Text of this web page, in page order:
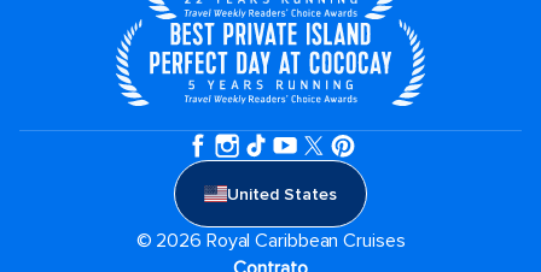
United States
© 2026 Royal Caribbean Cruises